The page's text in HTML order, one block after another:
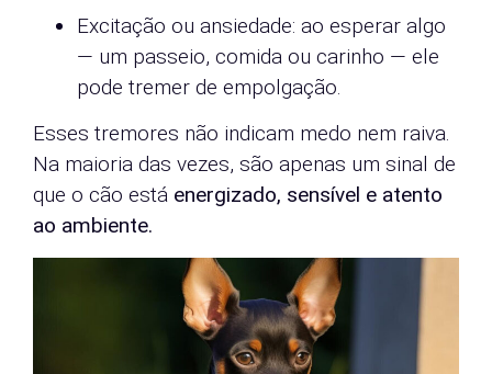
Excitação ou ansiedade: ao esperar algo
— um passeio, comida ou carinho — ele
pode tremer de empolgação.
Esses tremores não indicam medo nem raiva.
Na maioria das vezes, são apenas um sinal de
que o cão está energizado, sensível e atento
ao ambiente.